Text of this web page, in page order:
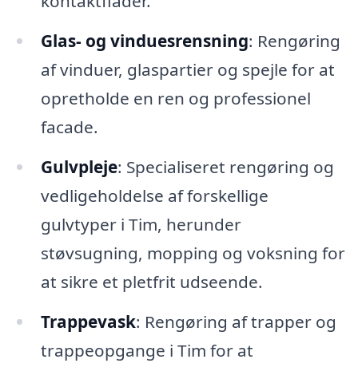
Glas- og vinduesrensning: Rengøring
af vinduer, glaspartier og spejle for at
opretholde en ren og professionel
facade.
Gulvpleje: Specialiseret rengøring og
vedligeholdelse af forskellige
gulvtyper i Tim, herunder
støvsugning, mopping og voksning for
at sikre et pletfrit udseende.
Trappevask: Rengøring af trapper og
trappeopgange i Tim for at